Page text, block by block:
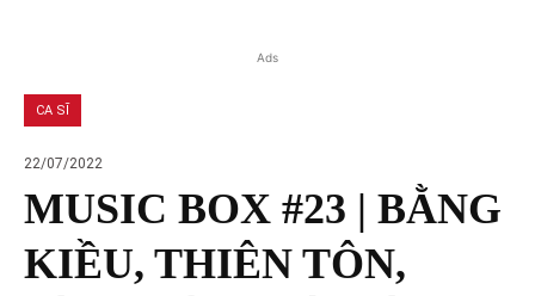
Ads
CA SĨ
22/07/2022
MUSIC BOX #23 | BẰNG
KIỀU, THIÊN TÔN,